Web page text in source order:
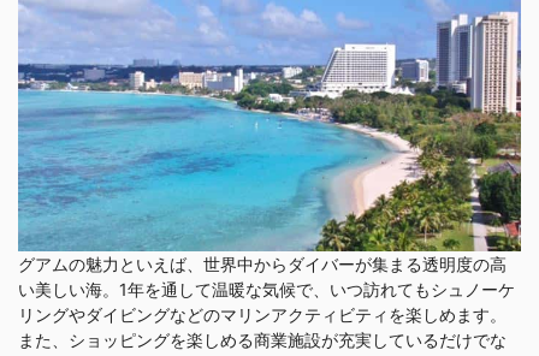
イナラハン天然プール
タロフォフォの滝公園
まとめ
グアムの魅力といえば、世界中からダイバーが集まる透明度の高
い美しい海。1年を通して温暖な気候で、いつ訪れてもシュノーケ
リングやダイビングなどのマリンアクティビティを楽しめます。
また、ショッピングを楽しめる商業施設が充実しているだけでな